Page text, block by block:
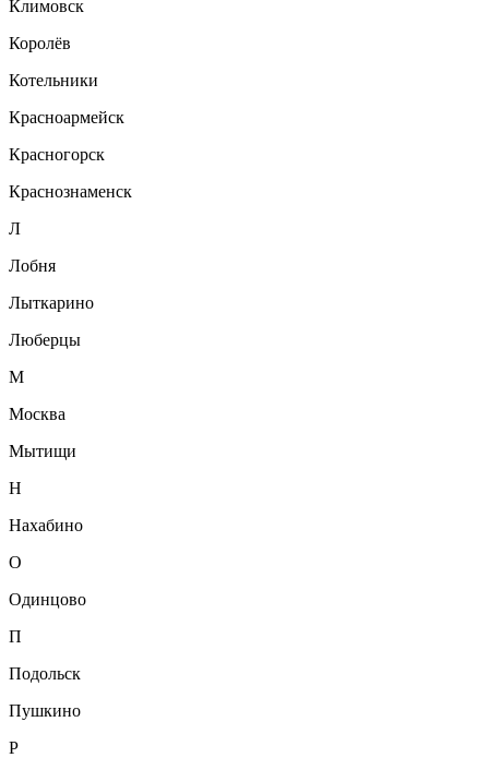
Климовск
Королёв
Котельники
Красноармейск
Красногорск
Краснознаменск
Л
Лобня
Лыткарино
Люберцы
М
Москва
Мытищи
Н
Нахабино
О
Одинцово
П
Подольск
Пушкино
Р